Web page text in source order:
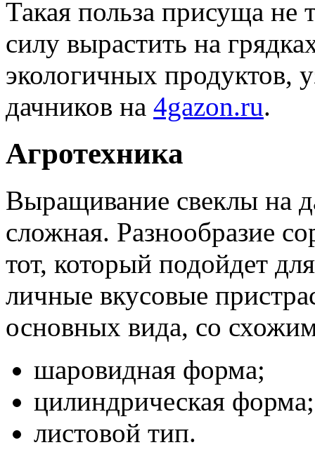
Такая польза присуща не
силу вырастить на
экологичных продуктов,
дачников на 4gazon.ru.
Агротехника
Выращивание свеклы на
сложная. Разнообразие
тот, который подойдет
личные вкусовые
основных вида, со
шаровидная форма;
цилиндрическая форма;
листовой тип.